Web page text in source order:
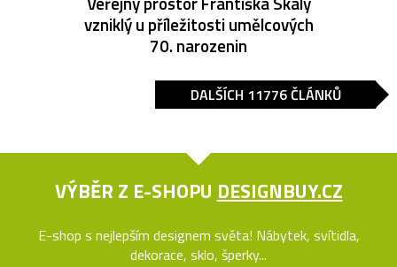
vzniklý u příležitosti umělcových
70. narozenin
DALŠÍCH 11776 ČLÁNKŮ
VÝBĚR Z E-SHOPU DESIGNBUY.CZ
E-shop s nejlepším designem světa! Nábytek, svítidla,
dekorace, sklo, šperky...